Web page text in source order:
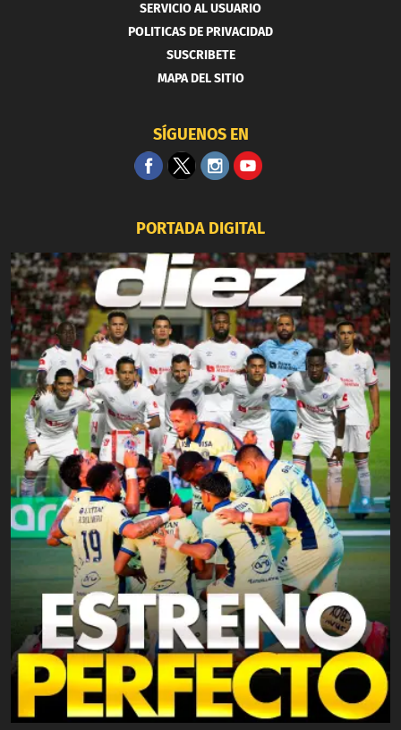
SERVICIO AL USUARIO
POLITICAS DE PRIVACIDAD
SUSCRIBETE
MAPA DEL SITIO
SÍGUENOS EN
PORTADA DIGITAL